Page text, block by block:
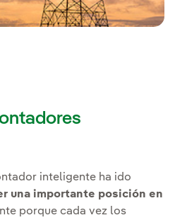
inteligente ha ido
una importante posición en
porque cada vez los